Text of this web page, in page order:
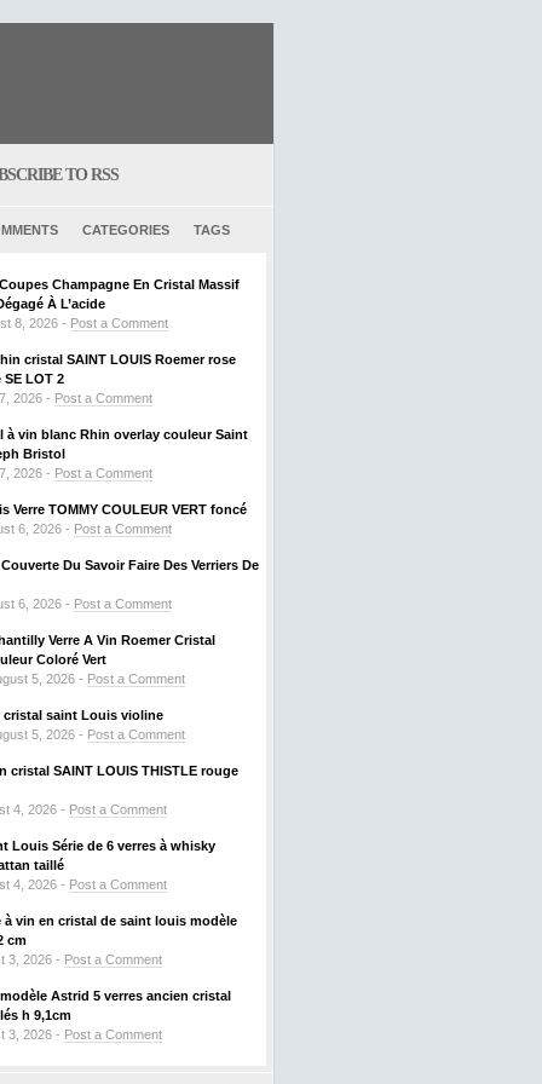
TO RSS
CATEGORIES TAGS
Champagne En Cristal Massif
À L’acide
8, 2026 - Post a Comment
cristal SAINT LOUIS Roemer rose
LOT 2
2026 - Post a Comment
à vin blanc Rhin overlay couleur Saint
Bristol
2026 - Post a Comment
Verre TOMMY COULEUR VERT foncé
6, 2026 - Post a Comment
Du Savoir Faire Des Verriers De
6, 2026 - Post a Comment
Verre A Vin Roemer Cristal
Coloré Vert
5, 2026 - Post a Comment
cristal saint Louis violine
5, 2026 - Post a Comment
cristal SAINT LOUIS THISTLE rouge
4, 2026 - Post a Comment
Louis Série de 6 verres à whisky
taillé
4, 2026 - Post a Comment
à vin en cristal de saint louis modèle
cm
3, 2026 - Post a Comment
Astrid 5 verres ancien cristal
h 9,1cm
3, 2026 - Post a Comment